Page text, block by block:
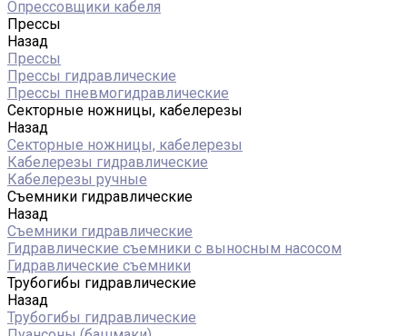
Опрессовщики кабеля
Прессы
Назад
Прессы
Прессы гидравлические
Прессы пневмогидравлические
Секторные ножницы, кабелерезы
Назад
Секторные ножницы, кабелерезы
Кабелерезы гидравлические
Кабелерезы ручные
Съемники гидравлические
Назад
Съемники гидравлические
Гидравлические cъемники с выносным насосом
Гидравлические съемники
Трубогибы гидравлические
Назад
Трубогибы гидравлические